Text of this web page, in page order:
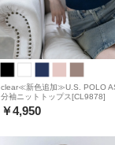
clear≪新色追加≫U.S. POLO
分袖ニットトップス[CL9878]
￥4,950